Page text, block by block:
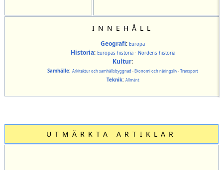
INNEHÅLL
Geografi: Europa
Historia: Europas historia· Nordens historia
Kultur:
Samhälle:Arkitektur och samhällsbyggnad · Ekonomi och näringsliv ·Transport
Teknik: Allmänt
UTMÄRKTA ARTIKLAR